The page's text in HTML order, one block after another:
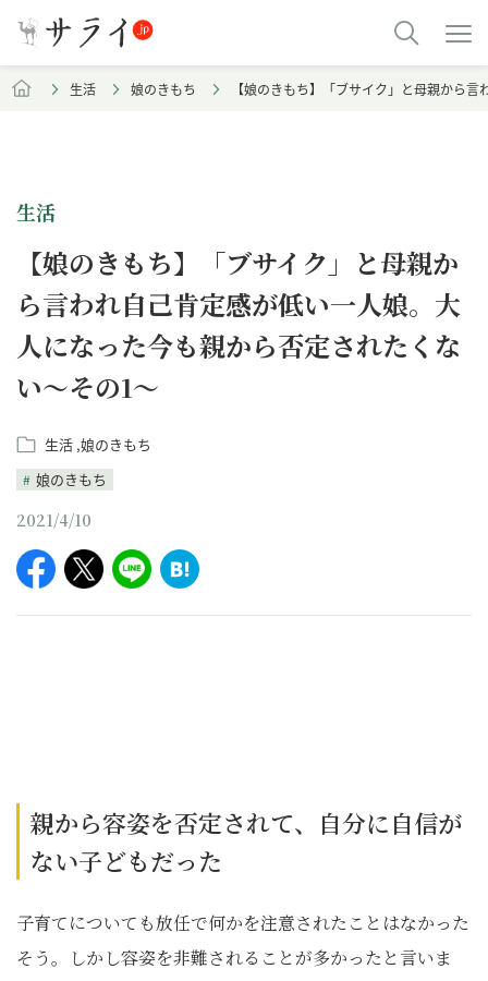
生活 娘のきもち 【娘のきもち】「ブサイク」と母親から
生活
【娘のきもち】「ブサイク」と母親か
ら言われ自己肯定感が低い一人娘。大
人になった今も親から否定されたくな
い～その1～
生活 娘のきもち
娘のきもち
2021/4/10
親から容姿を否定されて、自分に自信が
ない子どもだった
子育てについても放任で何かを注意されたことはなかった
そう。しかし容姿を非難されることが多かったと言いま